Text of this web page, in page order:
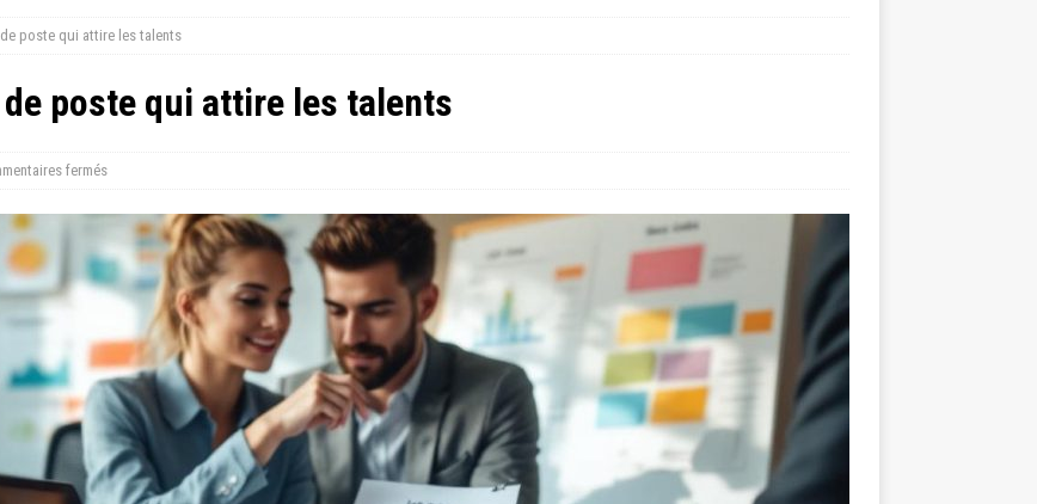
poste qui attire les talents
poste qui attire les talents
fermés